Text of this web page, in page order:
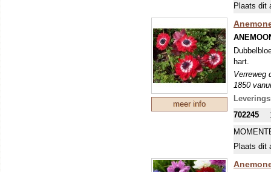
Plaats dit
meer info
hart.
Verreweg
1850
met
702245
Plaats dit